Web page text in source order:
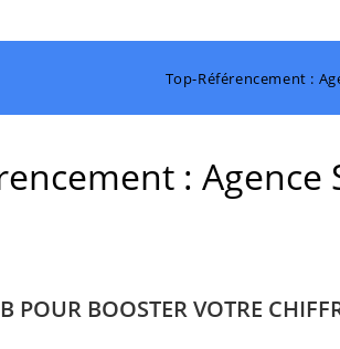
Top-Référencement :
: Agence
BOOSTER VOTRE